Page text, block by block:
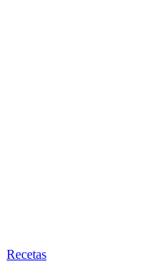
Recetas